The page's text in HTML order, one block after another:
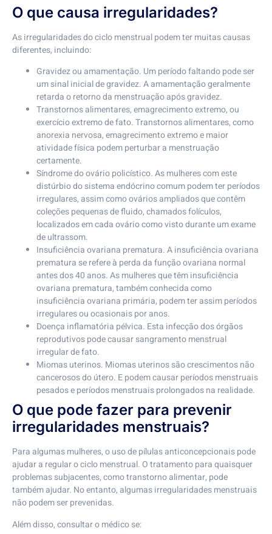
O que causa irregularidades?
As irregularidades do ciclo menstrual podem ter muitas causas
diferentes, incluindo:
Gravidez ou amamentação. Um período faltando pode ser
um sinal inicial de gravidez. A amamentação geralmente
retarda o retorno da menstruação após gravidez.
Transtornos alimentares, emagrecimento extremo, ou
exercício extremo de fato. Transtornos alimentares, como
anorexia nervosa, emagrecimento extremo e maior
atividade física podem perturbar a menstruação
certamente.
Síndrome do ovário policístico. As mulheres com este
distúrbio do sistema endócrino comum podem ter períodos
irregulares, assim como ovários ampliados que contêm
coleções pequenas de fluido, chamados folículos,
localizados em cada ovário como visto durante um exame
de ultrassom.
Insuficiência ovariana prematura. A insuficiência ovariana
prematura se refere à perda da função ovariana normal
antes dos 40 anos. As mulheres que têm insuficiência
ovariana prematura, também conhecida como
insuficiência ovariana primária, podem ter assim períodos
irregulares ou ocasionais por anos.
Doença inflamatória pélvica. Esta infecção dos órgãos
reprodutivos pode causar sangramento menstrual
irregular de fato.
Miomas uterinos. Miomas uterinos são crescimentos não
cancerosos do útero. E podem causar períodos menstruais
pesados e períodos menstruais prolongados na realidade.
O que pode fazer para prevenir
irregularidades menstruais?
Para algumas mulheres, o uso de pílulas anticoncepcionais pode
ajudar a regular o ciclo menstrual. O tratamento para quaisquer
problemas subjacentes, como transtorno alimentar, pode
também ajudar. No entanto, algumas irregularidades menstruais
não podem ser prevenidas.
Além disso, consultar o médico se: